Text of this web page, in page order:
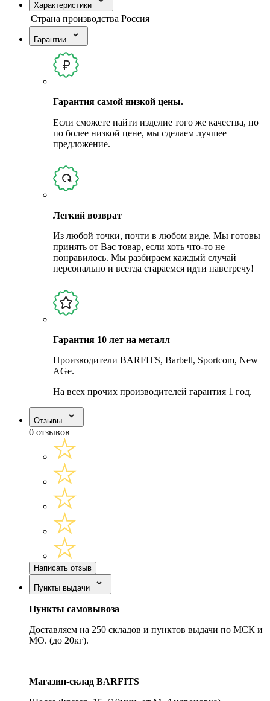
Характеристики
Страна производства Россия
Гарантии
Гарантия самой низкой цены.
Если сможете найти изделие того же качества, но
по более низкой цене, мы сделаем лучшее
предложение.
Легкий возврат
Из любой точки, почти в любом виде. Мы готовы
принять от Вас товар, если хоть что-то не
понравилось. Мы разбираем каждый случай
персонально и всегда стараемся идти навстречу!
Гарантия 10 лет на металл
Производители BARFITS, Barbell, Sportcom, New
AGe.
На всех прочих производителей гарантия 1 год.
Отзывы
0 отзывов
Написать отзыв
Пункты выдачи
Пункты самовывоза
Доставляем на 250 складов и пунктов выдачи по МСК и
МО. (до 20кг).
Магазин-склад BARFITS